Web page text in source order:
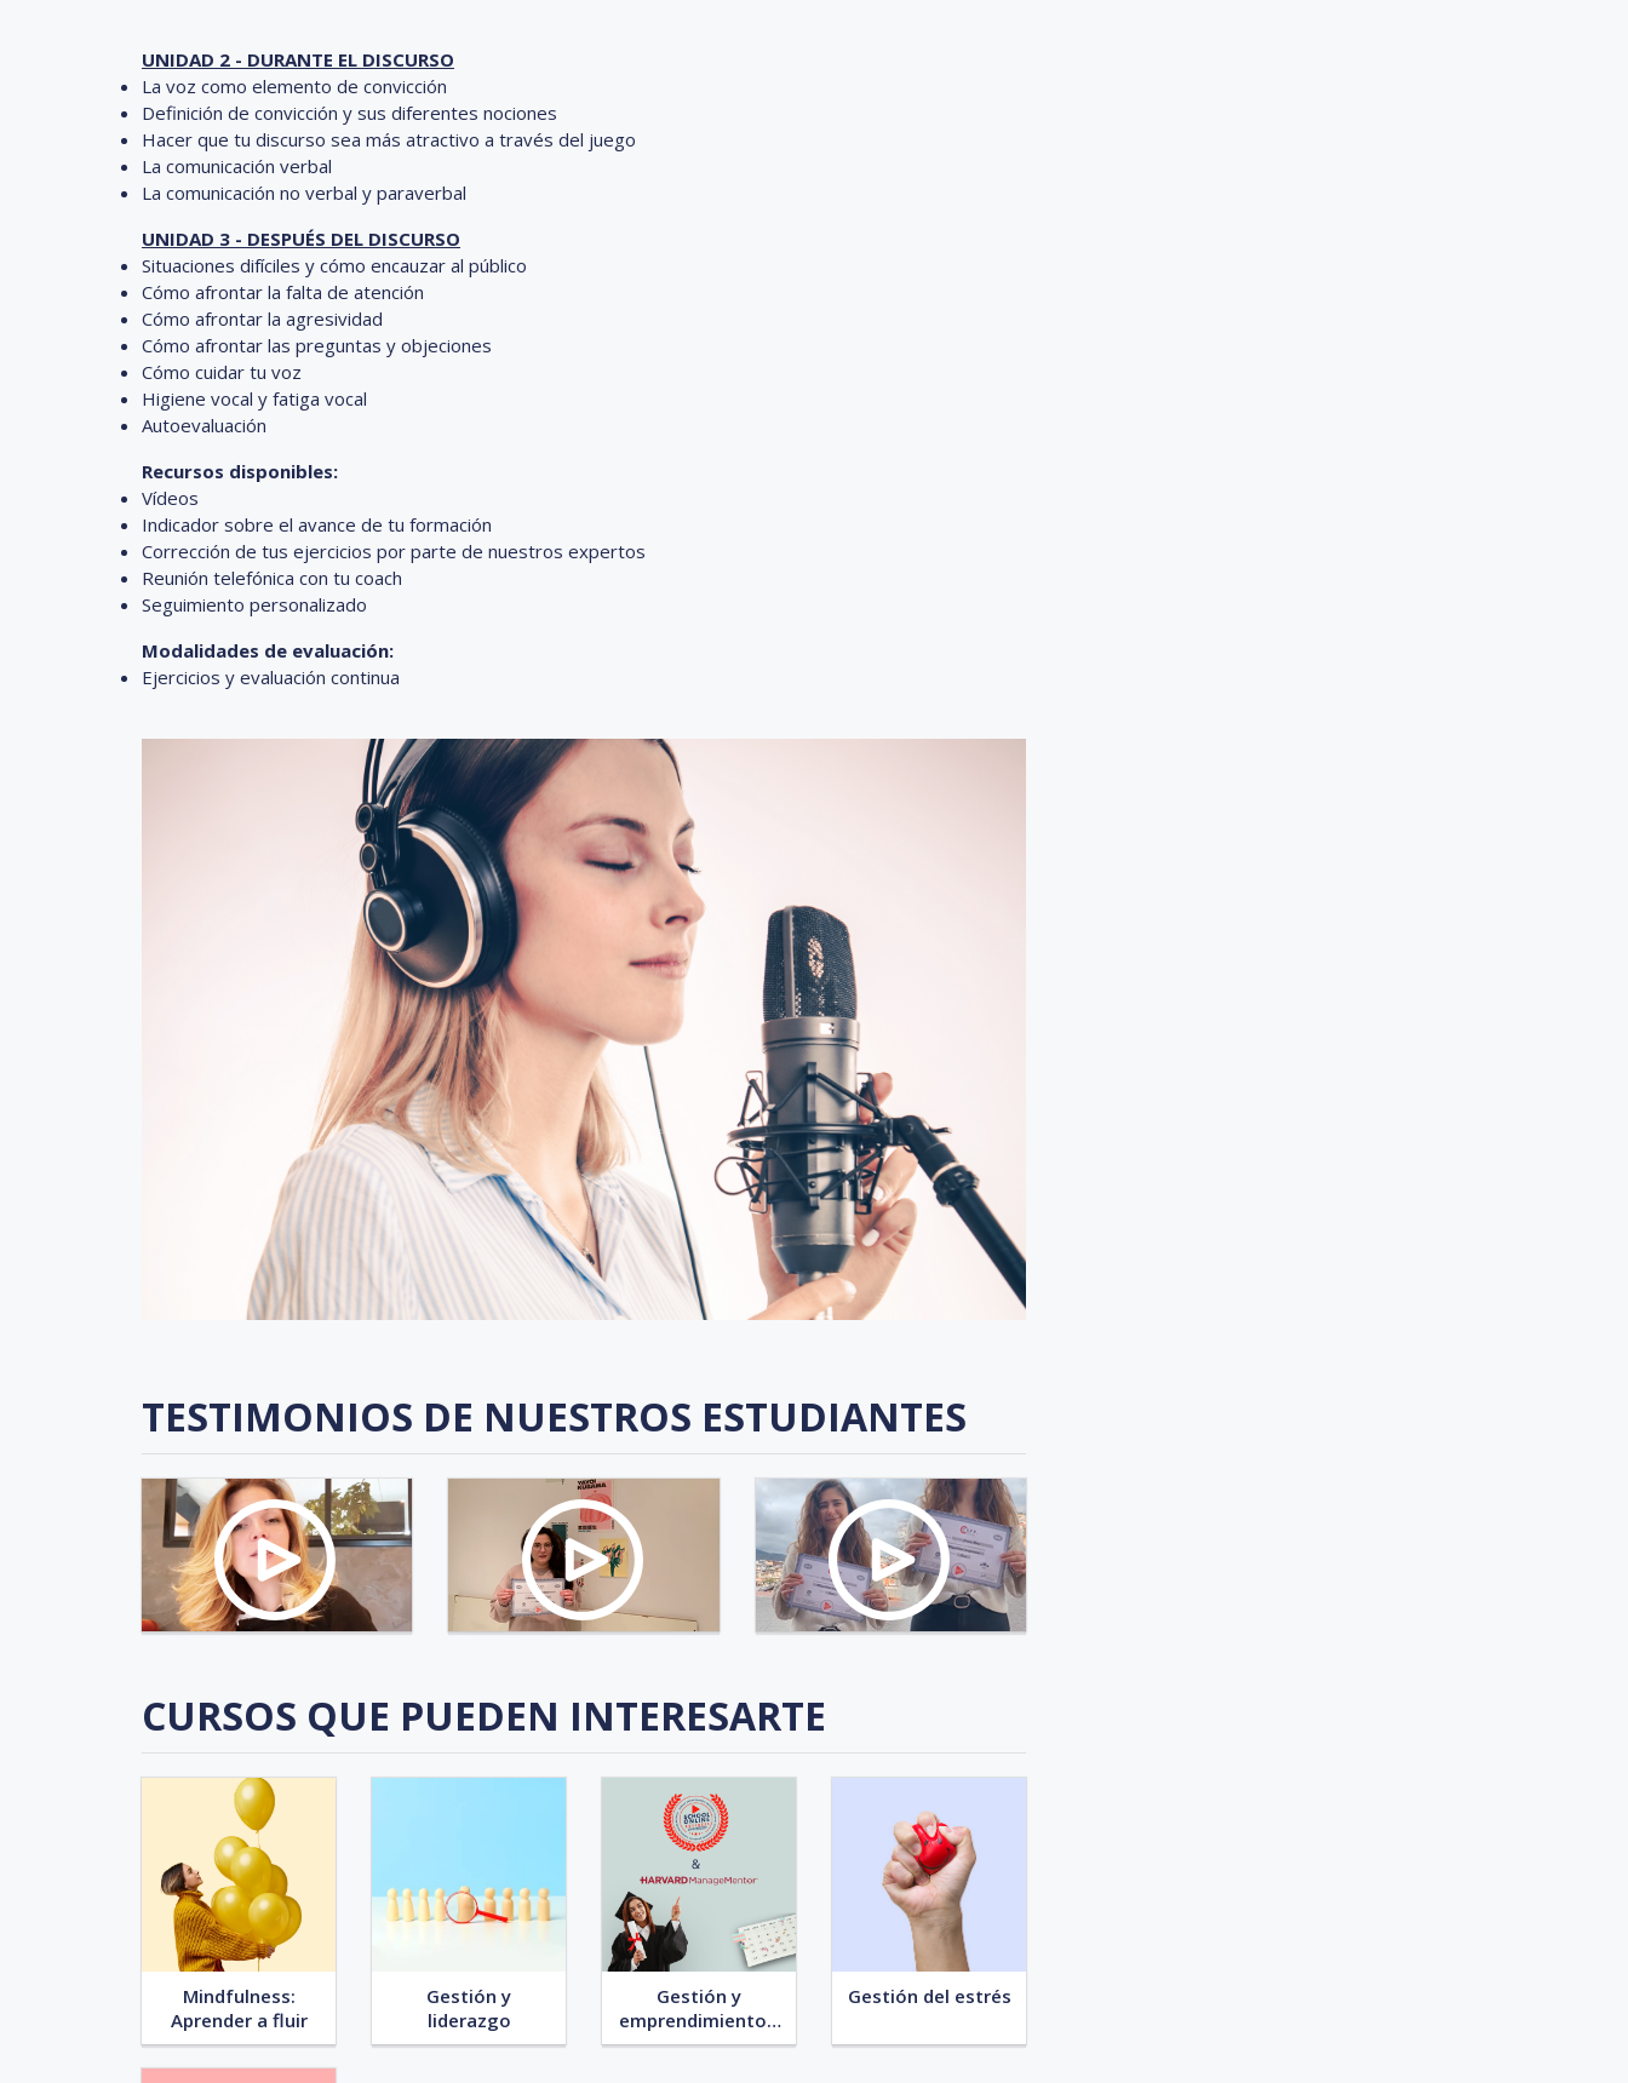
UNIDAD 2 - DURANTE EL DISCURSO
La voz como elemento de convicción
Definición de convicción y sus diferentes nociones
Hacer que tu discurso sea más atractivo a través del juego
La comunicación verbal
La comunicación no verbal y paraverbal
UNIDAD 3 - DESPUÉS DEL DISCURSO
Situaciones difíciles y cómo encauzar al público
Cómo afrontar la falta de atención
Cómo afrontar la agresividad
Cómo afrontar las preguntas y objeciones
Cómo cuidar tu voz
Higiene vocal y fatiga vocal
Autoevaluación
Recursos disponibles:
Vídeos
Indicador sobre el avance de tu formación
Corrección de tus ejercicios por parte de nuestros expertos
Reunión telefónica con tu coach
Seguimiento personalizado
Modalidades de evaluación:
Ejercicios y evaluación continua
TESTIMONIOS DE NUESTROS ESTUDIANTES
CURSOS QUE PUEDEN INTERESARTE
Mindfulness:
Aprender a fluir
Gestión y
liderazgo
Gestión y
emprendimiento -
Programa Harvard
Gestión del estrés